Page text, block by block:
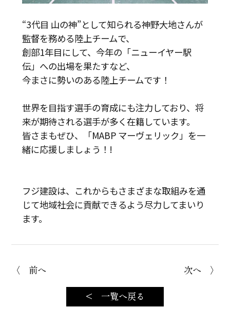
“3代目 山の神”として知られる神野大地さんが
監督を務める陸上チームで、
創部1年目にして、今年の「ニューイヤー駅
伝」への出場を果たすなど、
今まさに勢いのある陸上チームです！
世界を目指す選手の育成にも注力しており、 将
来が期待される選手が多く在籍しています。
皆さまもぜひ、「MABP マーヴェリック」を一
緒に応援しましょう！!
フジ建設は、これからもさまざまな取組みを通
じて地域社会に貢献できるよう尽力してまいり
ます。
〈 前へ
< 一覧へ戻る
次へ 〉